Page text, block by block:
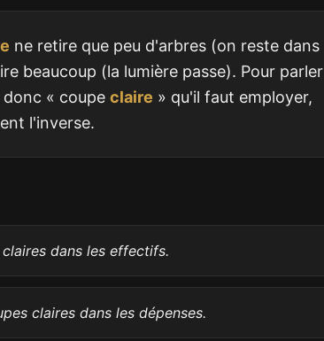
ne retire que peu d'arbres (on reste dans
beaucoup (la lumière passe). Pour parler
donc « coupe claire » qu'il faut employer,
l'inverse.
dans les effectifs.
claires dans les dépenses.